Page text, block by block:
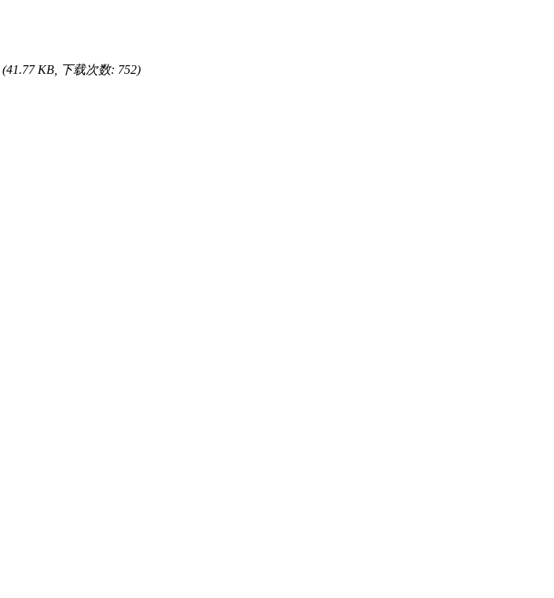
(41.77 KB, 下载次数: 752)